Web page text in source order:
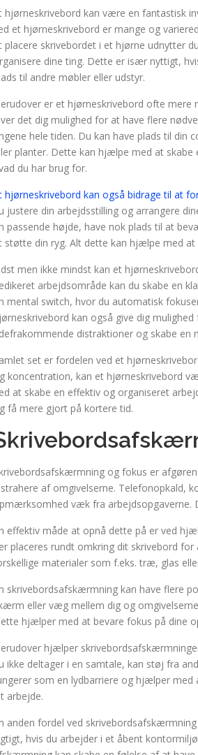
hjørneskrivebord kan være en fantastisk
et hjørneskrivebord er mange og
placere skrivebordet i et hjørne udnytter
dine ting. Dette er især nyttigt,
til andre møbler eller udstyr.
er et hjørneskrivebord ofte mere
det dig mulighed for at have flere
hele tiden. Du kan have plads til din
planter. Dette kan hjælpe med at
du har brug for.
hjørneskrivebord kan også bidrage til at
justere din arbejdsstilling og arrangere
passende højde, have nok plads til at
støtte din ryg. Alt dette kan hjælpe med
men ikke mindst kan et
arbejdsområde kan du skabe en
mental switch, hvor du automatisk
kan også give dig
distraktioner og skabe en
set er fordelen ved et
koncentration, kan et hjørneskrivebord
at skabe en effektiv og organiseret
få mere gjort på kortere tid.
og fokus er
af omgivelserne. Telefonopkald,
væk fra arbejdsopgaverne.
effektiv måde at opnå dette på er ved
placeres rundt omkring dit skrivebord
materialer som f.eks. træ, glas
skrivebordsafskærmning kan have flere
eller væg mellem dig og
hjælper med at bevare fokus på dine
hjælper
ikke deltager i en samtale, kan støj fra
som en lydbarriere og hjælper
arbejde.
anden fordel ved
hvis du arbejder i et åbent